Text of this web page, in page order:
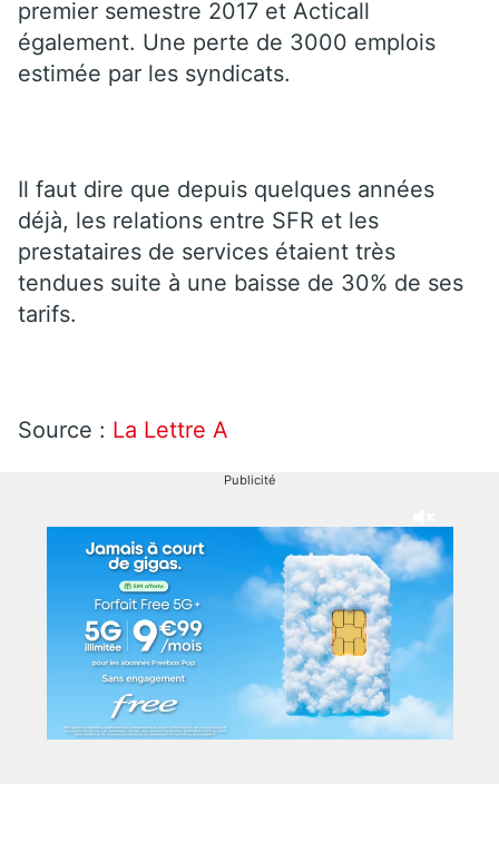
premier semestre 2017 et Acticall
également. Une perte de 3000 emplois
estimée par les syndicats.
Il faut dire que depuis quelques années
déjà, les relations entre SFR et les
prestataires de services étaient très
tendues suite à une baisse de 30% de ses
tarifs.
Source : La Lettre A
Publicité